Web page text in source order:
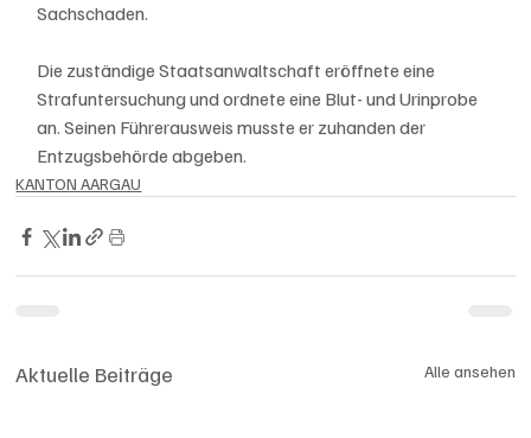
Sachschaden.
Die zuständige Staatsanwaltschaft eröffnete eine
Strafuntersuchung und ordnete eine Blut- und Urinprobe
an. Seinen Führerausweis musste er zuhanden der
Entzugsbehörde abgeben.
KANTON AARGAU
Aktuelle Beiträge Alle ansehen